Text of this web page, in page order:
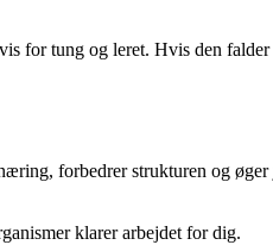
for tung og leret. Hvis den
forbedrer strukturen og
klarer arbejdet for dig.